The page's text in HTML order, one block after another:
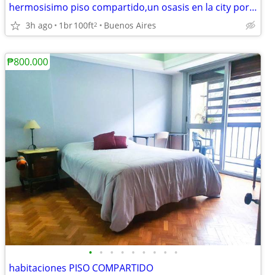
hermosisimo piso compartido,un osasis en la city porteña terraza
3h ago 1br100ft2 Buenos Aires
• • • • • • • • •
habitaciones PISO COMPARTIDO
₱800.000